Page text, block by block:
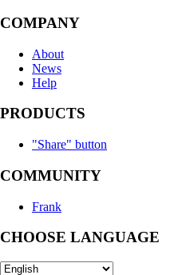
COMPANY
About
News
Help
PRODUCTS
"Share" button
COMMUNITY
Frank
CHOOSE LANGUAGE